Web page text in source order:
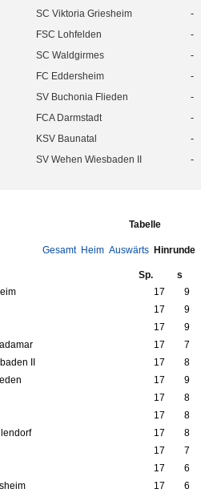
SC Viktoria Griesheim -
FSC Lohfelden -
SC Waldgirmes -
FC Eddersheim -
SV Buchonia Flieden -
FCA Darmstadt -
KSV Baunatal -
SV Wehen Wiesbaden II -
Tabelle
Gesamt Heim AuswärtsHinrunde
Sp. s
17 9
17 9
17 9
17 7
II 17 8
17 9
17 8
17 8
17 8
17 7
17 6
17 6